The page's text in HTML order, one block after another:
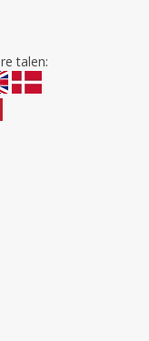
talen: